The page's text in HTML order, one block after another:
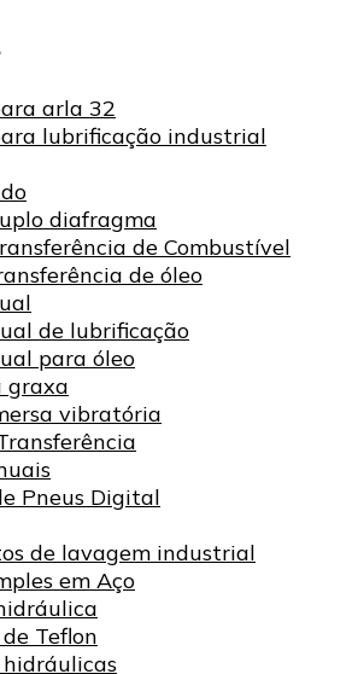
arla 32
lubrificação industrial
diafragma
de Combustível
de óleo
de lubrificação
para óleo
graxa
vibratória
Pneus Digital
de lavagem industrial
em Aço
Teflon